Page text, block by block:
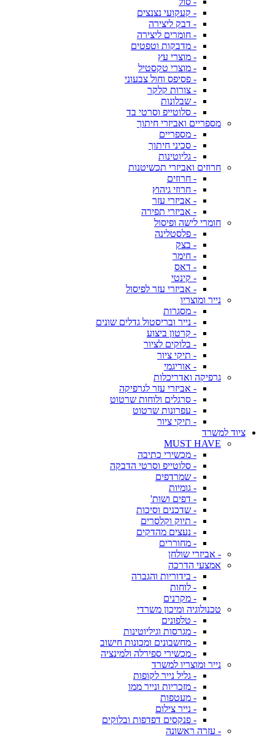
- קעקועי נצנצים
- דבק ליצירה
- חומרים ליצירה
- מדבקות וטפטים
- מוצרי עץ
- מוצרי טקסטיל
- פסיפס וחול צבעוני
- צורות קלקר
- שבלונות
- סלוטייפ וסרטי בד
מספריים ואביזרי חיתוך
- מספריים
- סכיני חיתוך
- גליוטינות
חרוזים ואביזרי תכשיטנות
- חרוזים
- חרוזי גיהוץ
- אביזרי עזר
- אביזרי תפירה
חומרי לישה ופיסול
- פלסטלינה
- בצק
- חימר
- דאס
- קינטי
- אביזרי עזר לפיסול
נייר ומוצריו
- מסגרות
- נייר ובריסטול גדלים שונים
- קרטון ביצוע
- בלוקים לציור
- תיקי ציור
- אוריגמי
גרפיקה ואדריכלות
- אביזרי עזר לגרפיקה
- סרגלים ולוחות שרטוט
- עפרונות שרטוט
- תיקי ציור
ציוד למשרד
MUST HAVE
- מכשירי כתיבה
- סלוטייפ וסרטי הדבקה
- שמרדפים
- גומיות
- דפים ושות'
- שדכנים וסיכות
- תיוק וקלסרים
- נעצים מהדקים
- מחוררים
- אביזרי שולחן
אמצעי הדרכה
- בידוריות והגברה
- לוחות
- מקרנים
טכנולוגיה ומיכון משרדי
- טלפונים
- מגרסות וגיליוטינות
- מחשבונים ומכונות חישוב
- מכשירי ספירלה ולמינציה
נייר ומוצריו למשרד
- גליל נייר לקופות
- מזכריות ונייר ממו
- מעטפות
- נייר צילום
- פנקסים דפדפות ובלוקים
- עזרה ראשונה